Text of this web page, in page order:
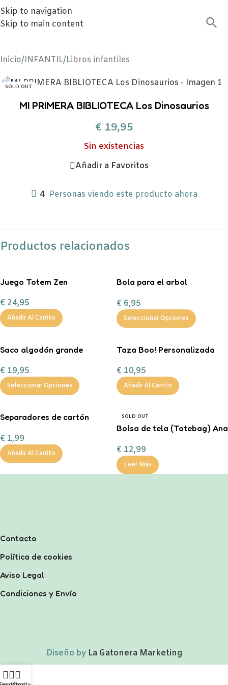
Skip to navigation
Skip to main content
Inicio/INFANTIL/Libros infantiles
SOLD OUT
MI PRIMERA BIBLIOTECA Los Dinosaurios
€19,95
Sin existencias
Añadir a Favoritos
4 Personas viendo este producto ahora
Productos relacionados
Juego Totem Zen
€ 24,95
Añadir Al Carrito
Bola para el arbol
€ 6,95
Seleccionar Opciones
Saco algodón grande
Magos”
€ 19,95
Seleccionar Opciones
Taza Boo! Personalizada
€ 10,95
Añadir Al Carrito
Separadores de cartón
€ 1,99
Añadir Al Carrito
SOLD OUT
Bolsa de tela (Totebag) Ana
€ 12,99
Leer Más
Contacto
Política de cookies
Aviso Legal
Condiciones y Envío
Diseño by La Gatonera Marketing